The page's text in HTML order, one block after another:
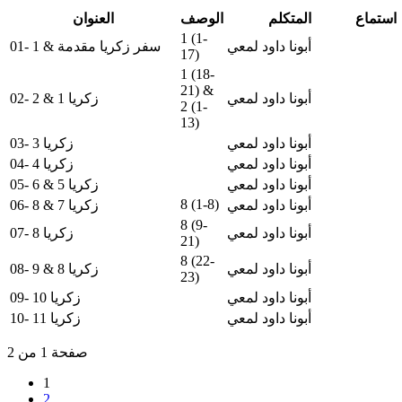
العنوان الوصف المتكلم
استماع
01- سفر زكريا مقدمة & 1
1 (1-
17)
أبونا داود لمعي
02- زكريا 1 & 2
1 (18-
21) &
2 (1-
13)
أبونا داود لمعي
03- زكريا 3
أبونا داود لمعي
04- زكريا 4
أبونا داود لمعي
05- زكريا 5 & 6
أبونا داود لمعي
06- زكريا 7 & 8
8 (1-8) أبونا داود لمعي
07- زكريا 8
8 (9-
21)
أبونا داود لمعي
08- زكريا 8 & 9
8 (22-
23)
أبونا داود لمعي
09- زكريا 10
أبونا داود لمعي
10- زكريا 11
أبونا داود لمعي
صفحة 1 من 2
1
2